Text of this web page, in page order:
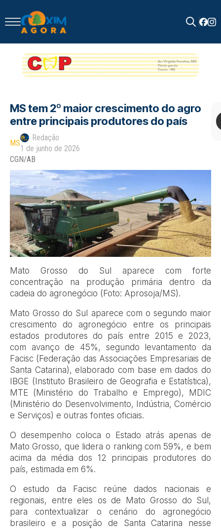
for:
MS tem 2º maior crescimento do agro
entre principais produtores do país
MS
Redação
1 de junho de 2026
CGN/AB
Mato Grosso do Sul aparece com forte
concentração na produção primária dentro da
cadeia do agronegócio (Foto: Aprosoja/MS).
Mato Grosso do Sul aparece com o segundo maior
crescimento do agronegócio entre os principais
estados produtores do país entre 2015 e 2023,
com avanço de 45%, segundo levantamento da
Facisc (Federação das Associações Empresariais de
Santa Catarina), elaborado com base em dados do
IBGE (Instituto Brasileiro de Geografia e Estatística),
MTE (Ministério do Trabalho e Emprego), MDIC
(Ministério do Desenvolvimento, Indústria, Comércio
e Serviços) e outras fontes oficiais.
O desempenho coloca o Estado atrás apenas de
Mato Grosso, que lidera o ranking com 59%, e bem
acima da média dos 12 principais produtores do
país, estimada em 6%.
O estudo da Facisc reúne dados nacionais e
regionais, entre eles os de Mato Grosso do Sul,
para contextualizar o cenário do agronegócio
brasileiro e a posição de Santa Catarina nesse